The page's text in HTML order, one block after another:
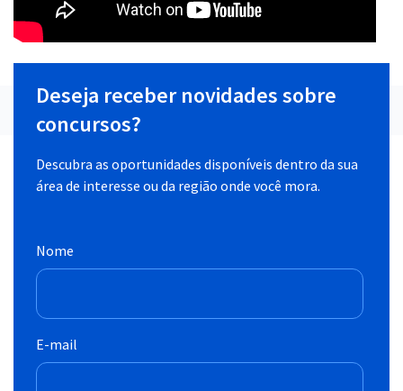
Deseja receber novidades sobre
concursos?
Descubra as oportunidades disponíveis dentro da sua
área de interesse ou da região onde você mora.
Nome
E-mail